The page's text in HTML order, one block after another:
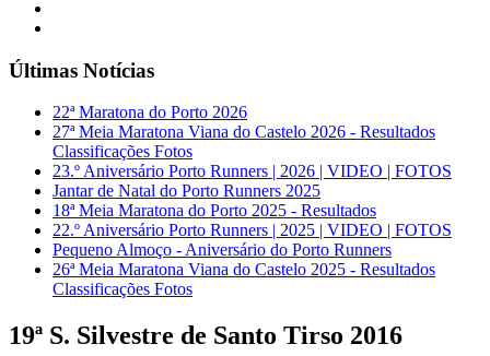
Últimas Notícias
22ª Maratona do Porto 2026
27ª Meia Maratona Viana do Castelo 2026 - Resultados
Classificações Fotos
23.º Aniversário Porto Runners | 2026 | VIDEO | FOTOS
Jantar de Natal do Porto Runners 2025
18ª Meia Maratona do Porto 2025 - Resultados
22.º Aniversário Porto Runners | 2025 | VIDEO | FOTOS
Pequeno Almoço - Aniversário do Porto Runners
26ª Meia Maratona Viana do Castelo 2025 - Resultados
Classificações Fotos
19ª S. Silvestre de Santo Tirso 2016